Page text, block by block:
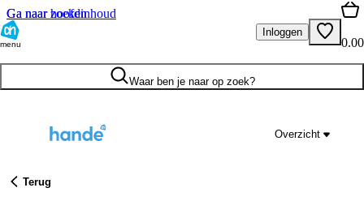
Ga naar hoofdinhoud
Ga naar zoeken
menu
Inloggen
0.00
Waar ben je naar op zoek?
Overzicht
Terug